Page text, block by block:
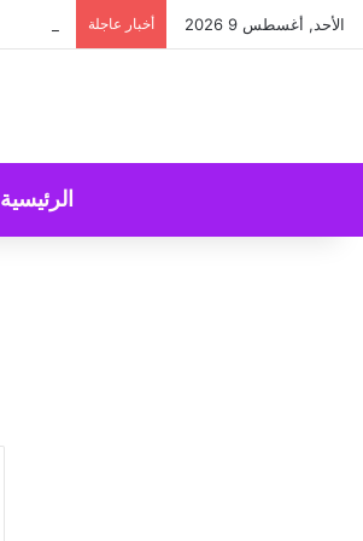
الأحد, أغسطس 9 2026 أخبار عاجلة
الرئيسية